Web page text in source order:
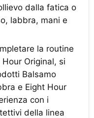
dalla fatica o
labbra, mani e
la routine
Original, si
Balsamo
e Eight Hour
con i
della linea